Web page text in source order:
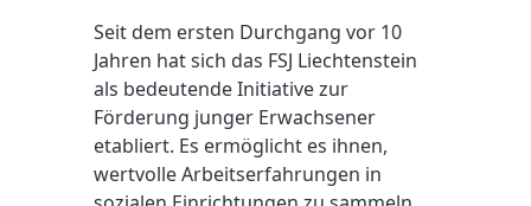
Seit dem ersten Durchgang vor 10
Jahren hat sich das FSJ Liechtenstein
als bedeutende Initiative zur
Förderung junger Erwachsener
etabliert. Es ermöglicht es ihnen,
wertvolle Arbeitserfahrungen in